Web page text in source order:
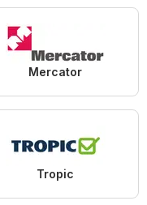
Mercator
Tropic